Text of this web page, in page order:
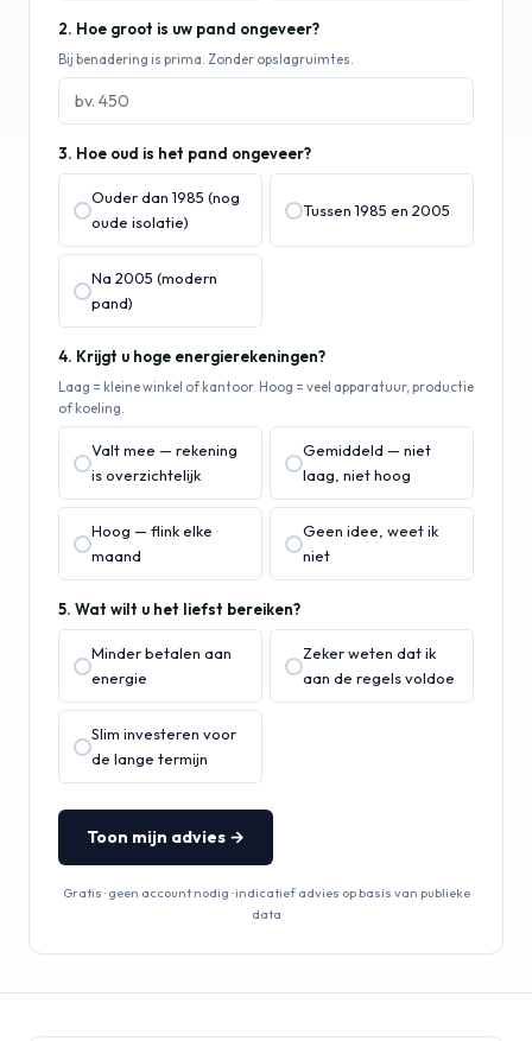
2. Hoe groot is uw pand ongeveer?
Bij benadering is prima. Zonder opslagruimtes.
3. Hoe oud is het pand ongeveer?
Ouder dan 1985 (nog
oude isolatie)
Tussen 1985 en 2005
Na 2005 (modern
pand)
4. Krijgt u hoge energierekeningen?
Laag = kleine winkel of kantoor. Hoog = veel apparatuur, productie
of koeling.
Valt mee — rekening
is overzichtelijk
Gemiddeld — niet
laag, niet hoog
Hoog — flink elke
maand
Geen idee, weet ik
niet
5. Wat wilt u het liefst bereiken?
Minder betalen aan
energie
Zeker weten dat ik
aan de regels voldoe
Slim investeren voor
de lange termijn
Toon mijn advies →
Gratis · geen account nodig · indicatief advies op basis van publieke
data